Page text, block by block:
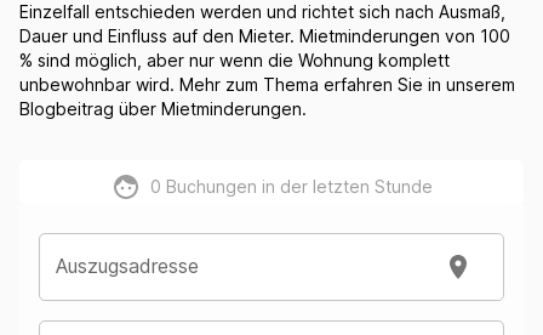
Einzelfall entschieden werden und richtet sich nach Ausmaß,
Dauer und Einfluss auf den Mieter. Mietminderungen von 100
% sind möglich, aber nur wenn die Wohnung komplett
unbewohnbar wird. Mehr zum Thema erfahren Sie in unserem
Blogbeitrag über Mietminderungen.
0 Buchungen in der letzten Stunde
Auszugsadresse